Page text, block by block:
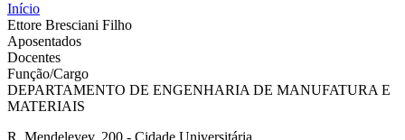
Início
Ettore Bresciani Filho
Aposentados
Docentes
Função/Cargo
DEPARTAMENTO DE ENGENHARIA DE MANUFATURA E
MATERIAIS
R. Mendeleyev, 200 - Cidade Universitária